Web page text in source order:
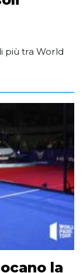
più tra World
la